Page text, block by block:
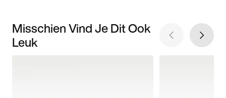
Misschien Vind Je Dit Ook
Leuk